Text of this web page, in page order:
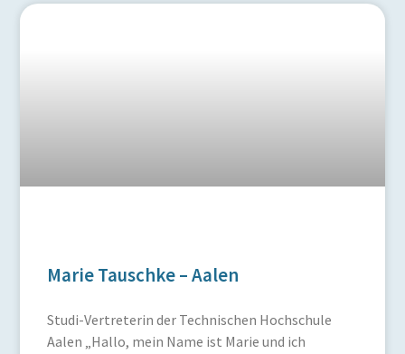
Marie Tauschke – Aalen
Studi-Vertreterin der Technischen Hochschule
Aalen „Hallo, mein Name ist Marie und ich